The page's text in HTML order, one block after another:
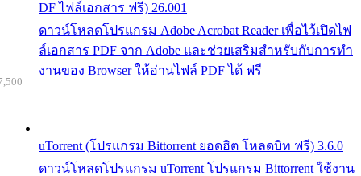
DF ไฟล์เอกสาร ฟรี) 26.001
ดาวน์โหลดโปรแกรม Adobe Acrobat Reader เพื่อไว้เปิดไฟ
ล์เอกสาร PDF จาก Adobe และช่วยเสริมสำหรับกับการทำ
งานของ Browser ให้อ่านไฟล์ PDF ได้ ฟรี
uTorrent (โปรแกรม Bittorrent ยอดฮิต โหลดบิท ฟรี) 3.6.0
ดาวน์โหลดโปรแกรม uTorrent โปรแกรม Bittorrent ใช้งาน